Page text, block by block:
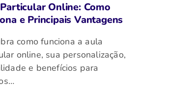
Online: Como
e Principais Vantagens
como funciona a aula
online, sua personalização,
e benefícios para